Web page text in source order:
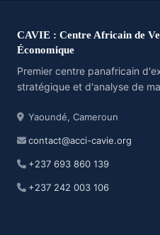
CAVIE : Centre Africain de
Économique
Premier centre panafricain
stratégique et d'analyse de
Yaoundé, Cameroun
contact@acci-cavie.org
+237 693 860 139
+237 242 003 106